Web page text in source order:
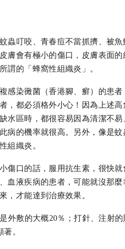
蟲叮咬、青春痘不當抓擠、被魚
膚會有極小的傷口，皮膚表面的
謂的「蜂窩性組織炎」。
感染黴菌（香港腳、癬）的患者
，都必須格外小心！因為上述高
水區時，都很容易因為清潔不易
病的機率就很高。另外，像是蚊
組織炎。
傷口的話，服用抗生素，很快就
血液疾病的患者，可能就沒那麼
，才能達到治療效果。
外敷的大概20％；打針、注射的
。